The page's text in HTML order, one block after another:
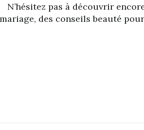
N’hésitez pas à découvrir
mariage, des conseils beauté